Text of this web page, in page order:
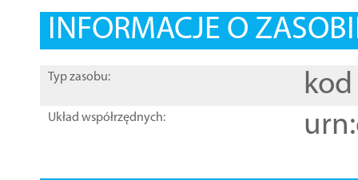
INFORMACJE O
Typ zasobu: kod
Układ współrzędnych: